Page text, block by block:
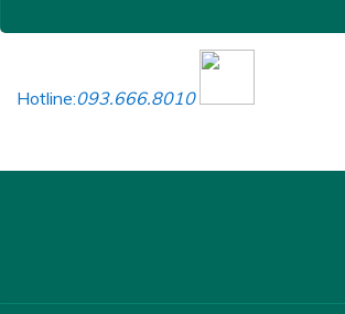
Hotline:093.666.8010